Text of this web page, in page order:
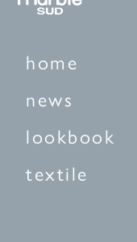
home
news
lookbook
textile